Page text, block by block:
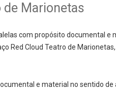
de Marionetas
com propósito documental e
Red Cloud Teatro de
e material no sentido